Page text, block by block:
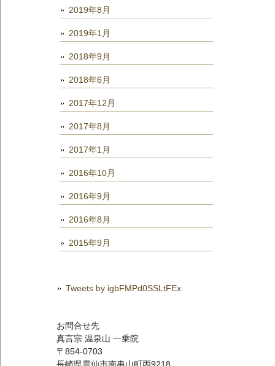
2019年8月
2019年1月
2018年9月
2018年6月
2017年12月
2017年8月
2017年1月
2016年10月
2016年9月
2016年8月
2015年9月
Tweets by igbFMPd0SSLtFEx
お問合せ先
真言宗 温泉山 一乗院
〒854-0703